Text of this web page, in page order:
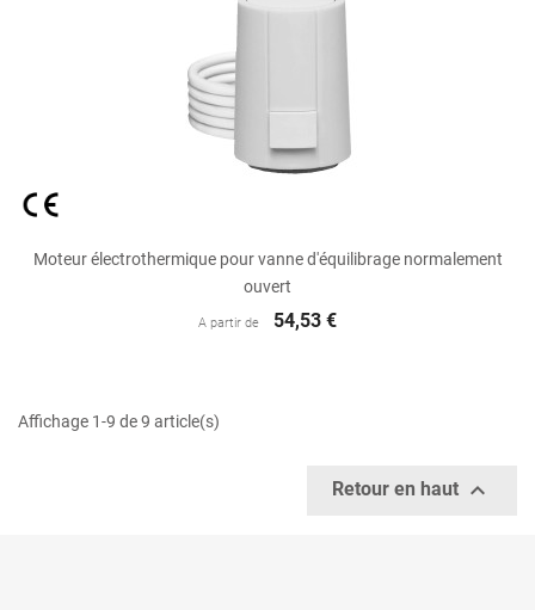
Moteur électrothermique pour vanne d'équilibrage normalement
ouvert
A partir de 54,53 €
Affichage 1-9 de 9 article(s)
Retour en haut 